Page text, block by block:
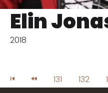
Elin
2018
131 132